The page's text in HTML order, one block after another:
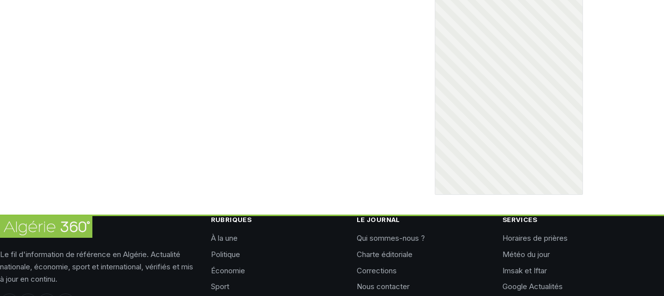
Le fil d'information de référence en Algérie. Actualité
nationale, économie, sport et international, vérifiés et mis
à jour en continu.
RUBRIQUES
À la une
Politique
Économie
Sport
LE JOURNAL
Qui sommes-nous ?
Charte éditoriale
Corrections
Nous contacter
SERVICES
Horaires de prières
Météo du jour
Imsak et Iftar
Google Actualités